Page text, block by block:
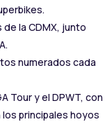
de la CDMX, junto
numerados cada
Tour y el DPWT, con
principales hoyos